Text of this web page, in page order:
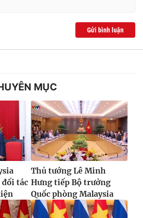
Gửi bình luận
MỤC
đối tác
Thủ tướng Lê Minh
Hưng tiếp Bộ trưởng
Quốc phòng Malaysia